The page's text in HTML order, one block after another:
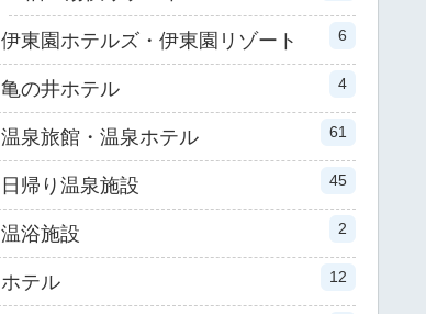
伊東園ホテルズ・伊東園リゾート 6
亀の井ホテル 4
温泉旅館・温泉ホテル 61
日帰り温泉施設 45
温浴施設 2
ホテル 12